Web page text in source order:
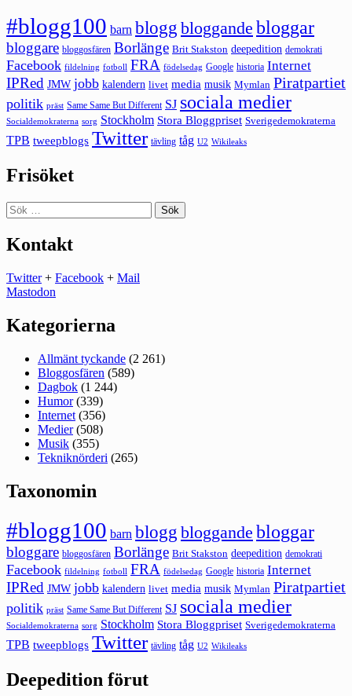
#blogg100 barn blogg bloggande bloggar
bloggare bloggosfären Borlänge Brit Stakston deepedition demokrati
Facebook fildelning fotboll FRA födelsedag Google historia Internet
IPRed JMW jobb kalendern livet media musik Mymlan Piratpartiet
politik präst Same Same But Different SJ sociala medier
Socialdemokraterna sorg Stockholm Stora Bloggpriset Sverigedemokraterna
TPB tweepblogs Twitter tävling tåg U2 Wikileaks
Frisöket
Sök
efter:
Kontakt
Twitter+ Facebook + Mail
Mastodon
Kategorierna
Allmänt tyckande (2 261)
Bloggosfären (589)
Dagbok (1 244)
Humor(339)
Internet (356)
Medier(508)
Musik (355)
Tekniknörderi (265)
Taxonomin
#blogg100 barn blogg bloggande bloggar
bloggare bloggosfären Borlänge Brit Stakston deepedition demokrati
Facebook fildelning fotboll FRA födelsedag Google historia Internet
IPRed JMW jobb kalendern livet media musik Mymlan Piratpartiet
politik präst Same Same But Different SJ sociala medier
Socialdemokraterna sorg Stockholm Stora Bloggpriset Sverigedemokraterna
TPB tweepblogs Twitter tävling tåg U2 Wikileaks
Deepedition förut